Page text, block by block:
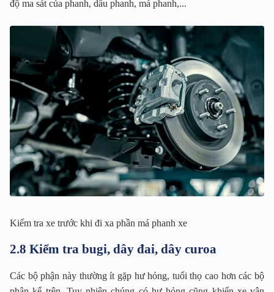
độ ma sát của phanh, dầu phanh, má phanh,...
Kiểm tra xe trước khi đi xa phần má phanh xe
2.8 Kiểm tra bugi, dây đai, dây curoa
Các bộ phận này thường ít gặp hư hỏng, tuổi thọ cao hơn các bộ